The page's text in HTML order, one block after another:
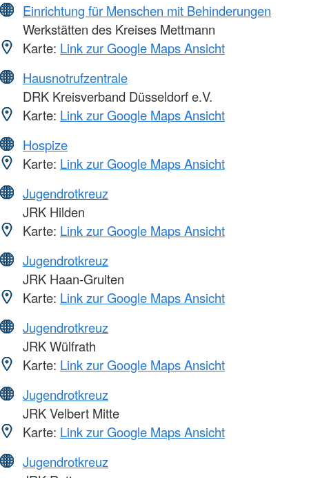
Einrichtung für Menschen mit Behinderungen
Werkstätten des Kreises Mettmann
Karte: Link zur Google Maps Ansicht
Hausnotrufzentrale
DRK Kreisverband Düsseldorf e.V.
Karte: Link zur Google Maps Ansicht
Hospize
Karte: Link zur Google Maps Ansicht
Jugendrotkreuz
JRK Hilden
Karte: Link zur Google Maps Ansicht
Jugendrotkreuz
JRK Haan-Gruiten
Karte: Link zur Google Maps Ansicht
Jugendrotkreuz
JRK Wülfrath
Karte: Link zur Google Maps Ansicht
Jugendrotkreuz
JRK Velbert Mitte
Karte: Link zur Google Maps Ansicht
Jugendrotkreuz